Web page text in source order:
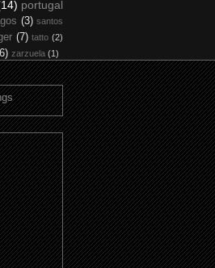
portugal
(3) santos
(7) tatto (2)
zarzuela (1)